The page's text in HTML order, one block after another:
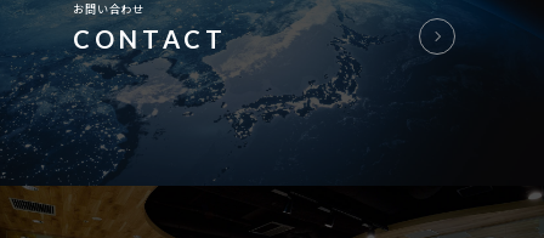
お問い合わせ
CONTACT